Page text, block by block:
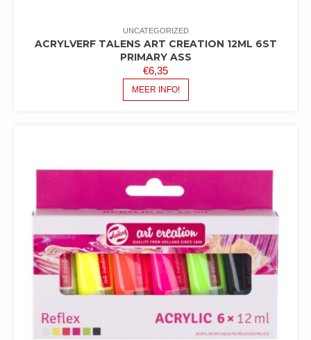
UNCATEGORIZED
ACRYLVERF TALENS ART CREATION 12ML 6ST
PRIMARY ASS
€6,35
MEER INFO!